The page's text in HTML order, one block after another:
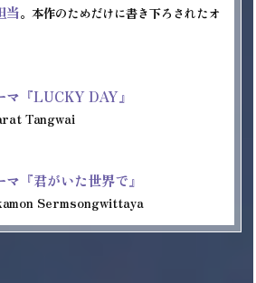
当。本作のためだけに書き下ろされたオ
『LUCKY DAY』
Tangwai
『君がいた世界で』
Sermsongwittaya